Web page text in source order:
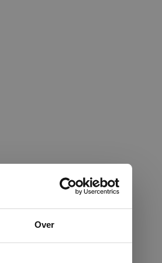
Over
×
van